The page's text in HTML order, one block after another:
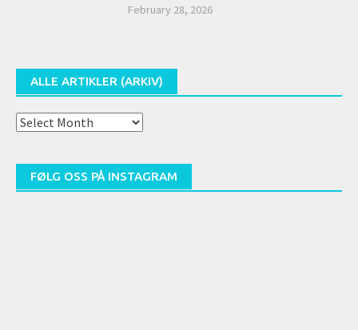
February 28, 2026
ALLE ARTIKLER (ARKIV)
Alle
FØLG OSS PÅ INSTAGRAM